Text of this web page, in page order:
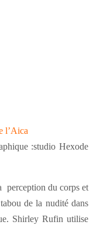
l’Aica
:studio Hexode
perception du corps et
de la nudité dans
Shirley Rufin utilise